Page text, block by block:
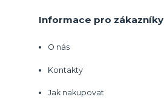
Informace pro zákazníky
O nás
Kontakty
Jak nakupovat